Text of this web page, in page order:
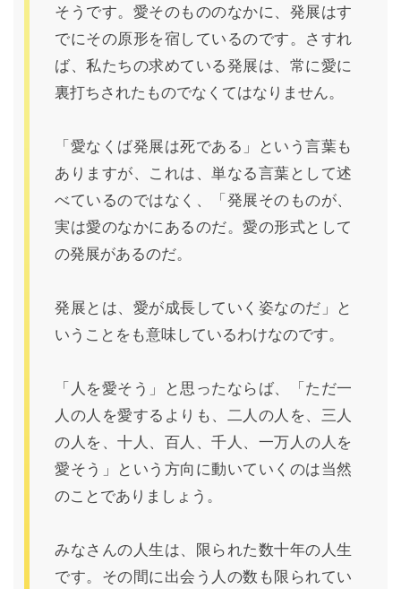
そうです。愛そのもののなかに、発展はす
でにその原形を宿しているのです。さすれ
ば、私たちの求めている発展は、常に愛に
裏打ちされたものでなくてはなりません。
「愛なくば発展は死である」という言葉も
ありますが、これは、単なる言葉として述
べているのではなく、「発展そのものが、
実は愛のなかにあるのだ。愛の形式として
の発展があるのだ。
発展とは、愛が成長していく姿なのだ」と
いうことをも意味しているわけなのです。
「人を愛そう」と思ったならば、「ただ一
人の人を愛するよりも、二人の人を、三人
の人を、十人、百人、千人、一万人の人を
愛そう」という方向に動いていくのは当然
のことでありましょう。
みなさんの人生は、限られた数十年の人生
です。その間に出会う人の数も限られてい